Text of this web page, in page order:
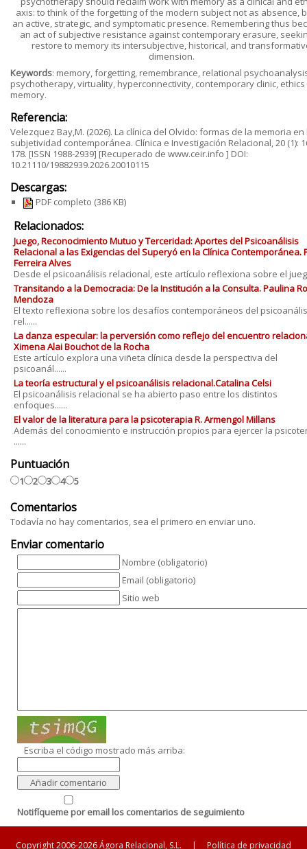
axis: to think of the forgetting of the modern subject not as absence,
an active, strategic, and symptomatic presence. Remembering thus
an act of subjective resistance against contemporary erasure,
restore to memory its intersubjective, historical, and
dimension.
Keywords: memory, forgetting, remembrance, relational
psychotherapy, virtuality, hyperconnectivity, contemporary clinic,
memory.
Referencia:
Velezquez Bay,M. (2026). La clínica del Olvido: formas de la memoria en
subjetividad contemporánea. Clínica e Investigación Relacional, 20 (1):
178. [ISSN 1988-2939] [Recuperado de www.ceir.info ] DOI:
10.21110/19882939.2026.20010115
Descargas:
PDF completo (386 KB)
Relacionados:
Juego, Reconocimiento Mutuo y Terceridad: Aportes del Psicoanálisis
Relacional a las Exigencias del Superyó en la Clínica Contemporánea.
Ferreira Alves
Desde el psicoanálisis relacional, este artículo reflexiona sobre el
Transitando a la Democracia: De la Institución a la Consulta. Paulina
Mendoza
El texto reflexiona sobre los desafíos contemporáneos del
rel......
La danza especular: la perversión como reflejo del encuentro
Ximena Alai Bouchot de la Rocha
Este artículo explora una viñeta clínica desde la perspectiva del
psicoanál......
La teoría estructural y el psicoanálisis relacional.Catalina Celsi
El psicoanálisis relacional se ha abierto paso entre los distintos
enfoques......
El valor de la literatura para la psicoterapia R. Armengol Millans
Además del conocimiento e instrucción propios para ejercer la
......
Puntuación
1 2 3 4 5
Comentarios
Todavía no hay comentarios, sea el primero en enviar uno.
Enviar comentario
Nombre (obligatorio)
Email (obligatorio)
Sitio web
Escriba el código mostrado más arriba:
Notifíqueme por email los comentarios de seguimiento
Copyright 2006-2026 Ágora Relacional, S.L. | Política de privacidad